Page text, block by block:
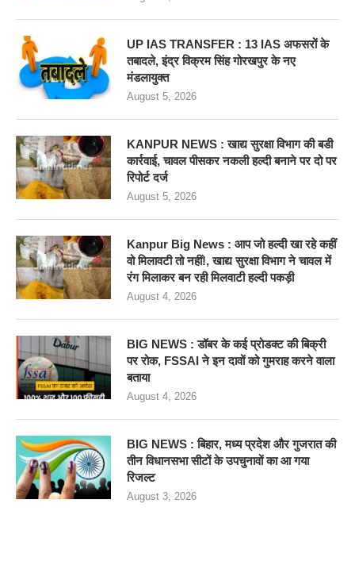
UP IAS TRANSFER : 13 IAS अफसरों के
तबादले, इंद्र विक्रम सिंह गोरखपुर के नए
मंडलायुक्त
August 5, 2026
KANPUR NEWS : खाद्य सुरक्षा विभाग की बडी
कार्रवाई, चावल पीसकर नकली हल्दी बनाने पर दो पर
रिपोर्ट दर्ज
August 5, 2026
Kanpur Big News : आप जो हल्दी खा रहे कहीं
वो मिलावटी तो नहीं!, खाद्य सुरक्षा विभाग ने चावल में
रंग मिलाकर बन रही मिलवाटी हल्दी पकड़ी
August 4, 2026
BIG NEWS : डॉबर के कई प्रोडक्ट की बिक्री
पर रोक, FSSAI ने इन दावों को गुमराह करने वाला
बताया
August 4, 2026
BIG NEWS : बिहार, मध्य प्रदेश और गुजरात की
तीन विधानसभा सीटों के उपचुनावों का आ गया
रिजल्ट
August 3, 2026